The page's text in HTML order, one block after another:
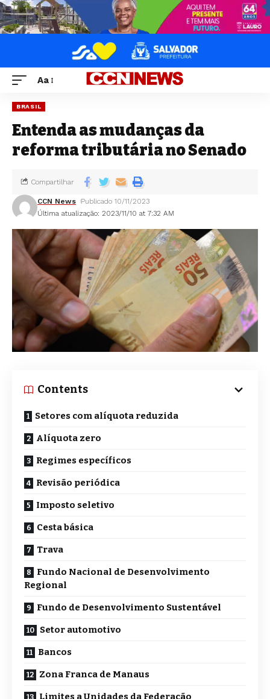
Aa
BRASIL
Entenda as mudanças da
reforma tributária no Senado
Última atualização: 2023/11/10 at 7:32 AM
CCN News Publicado 10/11/2023
Compartilhar
Contents
Setores com alíquota reduzida
Alíquota zero
Regimes específicos
Revisão periódica
Imposto seletivo
Cesta básica
Trava
Fundo Nacional de Desenvolvimento
Regional
Fundo de Desenvolvimento Sustentável
Setor automotivo
Bancos
Zona Franca de Manaus
Limites a Unidades da Federação